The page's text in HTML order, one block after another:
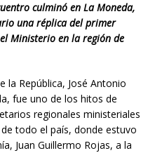
culminó en La Moneda,
una réplica del primer
Ministerio en la región de
la República, José Antonio
fue uno de los hitos de
regionales ministeriales
todo el país, donde estuvo
Juan Guillermo Rojas, a la